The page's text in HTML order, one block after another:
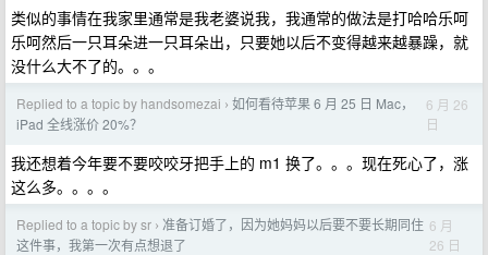
类似的事情在我家里通常是我老婆说我，我通常的做法是打哈哈乐呵
乐呵然后一只耳朵进一只耳朵出，只要她以后不变得越来越暴躁，就
没什么大不了的。。。
Replied to a topic by handsomezai › 如何看待苹果 6 月 25 日 Mac，
iPad 全线涨价 20%？
6 月 26
日
我还想着今年要不要咬咬牙把手上的 m1 换了。。。现在死心了，涨
这么多。。。。
Replied to a topic by sr › 准备订婚了，因为她妈妈以后要不要长期同住
这件事，我第一次有点想退了
6 月
26 日